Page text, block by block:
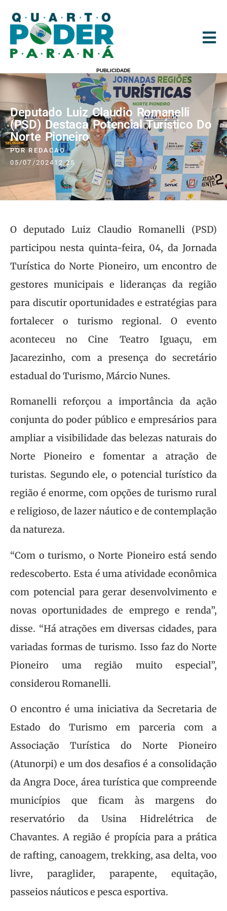
PUBLICIDADE
Deputado Luiz Claudio Romanelli
(PSD) Destaca Potencial Turístico Do
Norte Pioneiro
PORREDACAO
05/07/2024 12:25
O deputado Luiz Claudio Romanelli (PSD)
participou nesta quinta-feira, 04, da Jornada
Turística do Norte Pioneiro, um encontro de
gestores municipais e lideranças da região
para discutir oportunidades e estratégias para
fortalecer o turismo regional. O evento
aconteceu no Cine Teatro Iguaçu, em
Jacarezinho, com a presença do secretário
estadual do Turismo, Márcio Nunes.
Romanelli reforçou a importância da ação
conjunta do poder público e empresários para
ampliar a visibilidade das belezas naturais do
Norte Pioneiro e fomentar a atração de
turistas. Segundo ele, o potencial turístico da
região é enorme, com opções de turismo rural
e religioso, de lazer náutico e de contemplação
da natureza.
“Com o turismo, o Norte Pioneiro está sendo
redescoberto. Esta é uma atividade econômica
com potencial para gerar desenvolvimento e
novas oportunidades de emprego e renda”,
disse. “Há atrações em diversas cidades, para
variadas formas de turismo. Isso faz do Norte
Pioneiro uma região muito especial”,
considerou Romanelli.
O encontro é uma iniciativa da Secretaria de
Estado do Turismo em parceria com a
Associação Turística do Norte Pioneiro
(Atunorpi) e um dos desafios é a consolidação
da Angra Doce, área turística que compreende
municípios que ficam às margens do
reservatório da Usina Hidrelétrica de
Chavantes. A região é propícia para a prática
de rafting, canoagem, trekking, asa delta, voo
livre, paraglider, parapente, equitação,
passeios náuticos e pesca esportiva.